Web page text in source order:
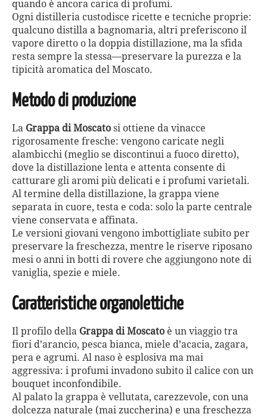
quando è ancora carica di profumi.
Ogni distilleria custodisce ricette e tecniche proprie:
qualcuno distilla a bagnomaria, altri preferiscono il
vapore diretto o la doppia distillazione, ma la sfida
resta sempre la stessa—preservare la purezza e la
tipicità aromatica del Moscato.
Metodo di produzione
La Grappa di Moscato si ottiene da vinacce
rigorosamente fresche: vengono caricate negli
alambicchi (meglio se discontinui a fuoco diretto),
dove la distillazione lenta e attenta consente di
catturare gli aromi più delicati e i profumi varietali.
Al termine della distillazione, la grappa viene
separata in cuore, testa e coda: solo la parte centrale
viene conservata e affinata.
Le versioni giovani vengono imbottigliate subito per
preservare la freschezza, mentre le riserve riposano
mesi o anni in botti di rovere che aggiungono note di
vaniglia, spezie e miele.
Caratteristiche organolettiche
Il profilo della Grappa di Moscato è un viaggio tra
fiori d’arancio, pesca bianca, miele d’acacia, zagara,
pera e agrumi. Al naso è esplosiva ma mai
aggressiva: i profumi invadono subito il calice con un
bouquet inconfondibile.
Al palato la grappa è vellutata, carezzevole, con una
dolcezza naturale (mai zuccherina) e una freschezza